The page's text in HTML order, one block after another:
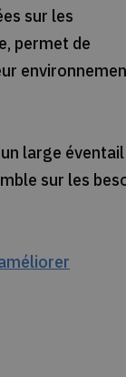
sur les
permet de
large éventail
sur les